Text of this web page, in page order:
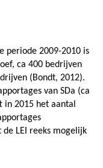
periode 2009-2010 is
ca 400 bedrijven
(Bondt, 2012).
van SDa (ca
in 2015 het aantal
LEI reeks mogelijk